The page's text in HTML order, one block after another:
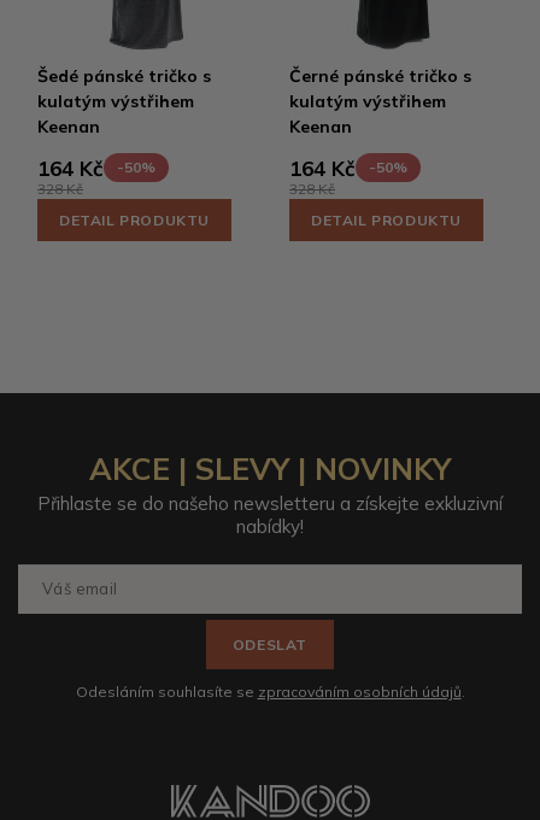
Šedé pánské tričko s
kulatým výstřihem
Keenan
164 Kč
-50%
328 Kč
DETAIL PRODUKTU
Černé pánské tričko s
kulatým výstřihem
Keenan
164 Kč
-50%
328 Kč
DETAIL PRODUKTU
AKCE | SLEVY | NOVINKY
Přihlaste se do našeho newsletteru a získejte exkluzivní
nabídky!
ODESLAT
Odesláním souhlasíte se zpracováním osobních údajů